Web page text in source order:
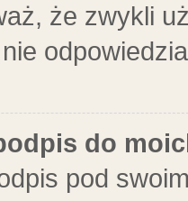
że zwykli
do
pod